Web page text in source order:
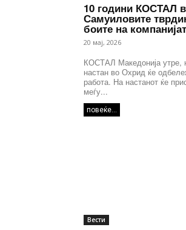
10 години КОСТАЛ
Самуиловите
боите на
20 мај, 2026
КОСТАЛ Македонија утре,
настан во Охрид ќе
работа. На настанот ќе
меѓу...
повеќе...
Вести